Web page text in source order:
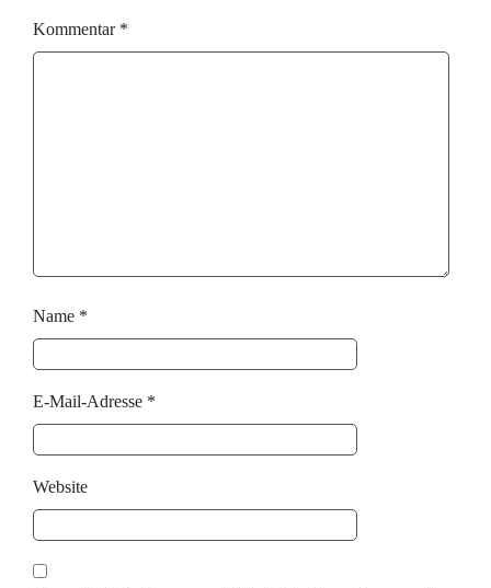
Kommentar *
Name *
E-Mail-Adresse *
Website